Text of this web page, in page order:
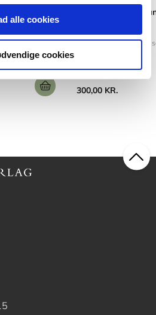
alle cookies
cookies
og deres
Rasmussen Freja Nygaard Rasmussen
Anvisning 246:
Ernst Jan de Place
300,00 KR.